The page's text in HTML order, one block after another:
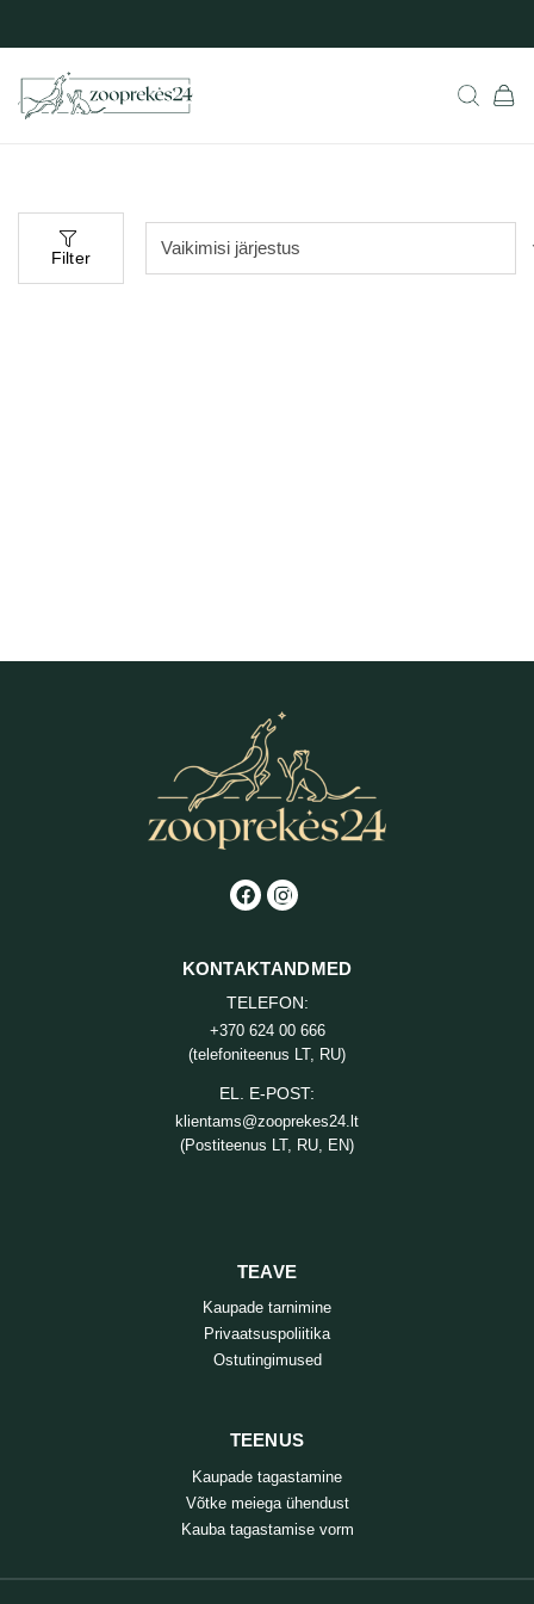
Filter
KONTAKTANDMED
TELEFON:
+370 624 00 666
(telefoniteenus LT, RU)
EL. E-POST:
klientams@zooprekes24.lt
(Postiteenus LT, RU, EN)
TEAVE
Kaupade tarnimine
Privaatsuspoliitika
Ostutingimused
TEENUS
Kaupade tagastamine
Võtke meiega ühendust
Kauba tagastamise vorm